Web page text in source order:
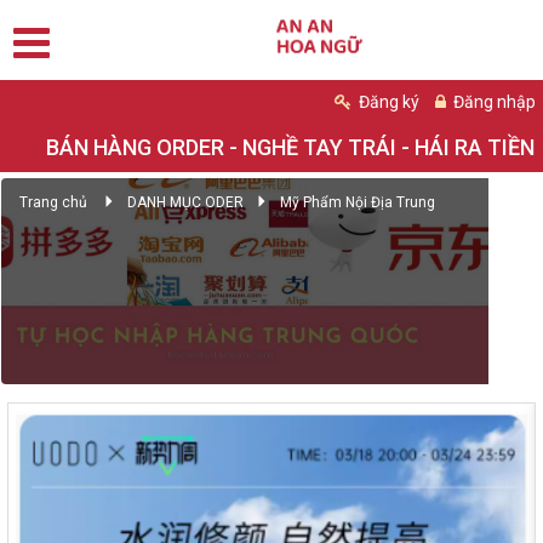
Đăng ký Đăng nhập
BÁN HÀNG ORDER - NGHỀ TAY TRÁI - HÁI RA TIỀN
Trang chủ DANH MỤC ODER Mỹ Phẩm Nội Địa Trung